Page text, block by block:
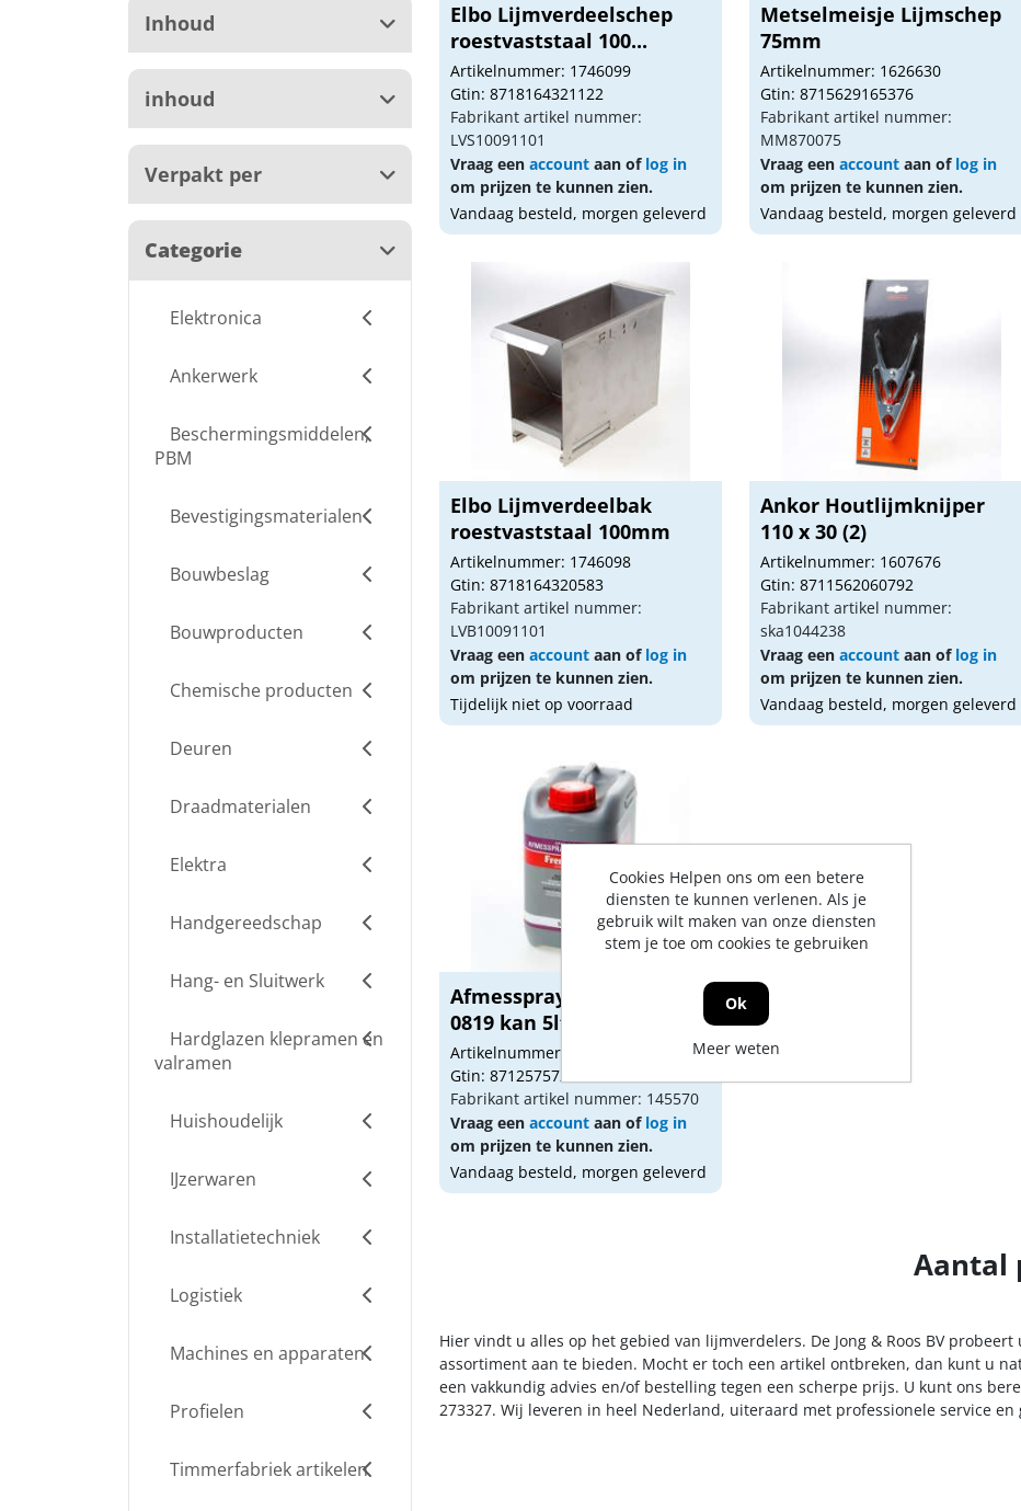
Inhoud
inhoud
Verpakt per
Categorie
Elektronica
Ankerwerk
Beschermingsmiddelen,
PBM
Bevestigingsmaterialen
Bouwbeslag
Bouwproducten
Chemische producten
Deuren
Draadmaterialen
Elektra
Handgereedschap
Hang- en Sluitwerk
Hardglazen klepramen en
valramen
Huishoudelijk
IJzerwaren
Installatietechniek
Logistiek
Machines en apparaten
Profielen
Timmerfabriek artikelen
Elbo Lijmverdeelschep
roestvaststaal 100...
Artikelnummer: 1746099
Gtin: 8718164321122
Fabrikant artikel nummer:
LVS10091101
Vraag een accountaan of log in
om prijzen te kunnen zien.
Vandaag besteld, morgen geleverd
Metselmeisje Lijmschep
75mm
Artikelnummer: 1626630
Gtin: 8715629165376
Fabrikant artikel nummer:
MM870075
Vraag eenaccount aan of log in
om prijzen te kunnen zien.
Vandaag besteld, morgen geleverd
Elbo Lijmverdeelbak
roestvaststaal 100mm
Artikelnummer: 1746098
Gtin: 8718164320583
Fabrikant artikel nummer:
LVB10091101
Vraag een accountaan of log in
om prijzen te kunnen zien.
Tijdelijk niet op voorraad
Ankor Houtlijmknijper
110 x 30 (2)
Artikelnummer: 1607676
Gtin: 8711562060792
Fabrikant artikel nummer:
ska1044238
Vraag eenaccount aan of log in
om prijzen te kunnen zien.
Vandaag besteld, morgen geleverd
Afmesspray navulling
0819 kan 5ltr
Artikelnummer: 1503132
Gtin: 8712575721403
Fabrikant artikel nummer: 145570
Vraag een accountaan of log in
om prijzen te kunnen zien.
Vandaag besteld, morgen geleverd
Aantal
Hier vindt u alles op het gebied van lijmverdelers. De Jong & Roos BV
assortiment aan te bieden. Mocht er toch een artikel ontbreken, dan kunt u
een vakkundig advies en/of bestelling tegen een scherpe prijs. U kunt ons
273327. Wij leveren in heel Nederland, uiteraard met professionele service
Cookies Helpen ons om een betere
diensten te kunnen verlenen. Als je
gebruik wilt maken van onze diensten
stem je toe om cookies te gebruiken
Ok
Meer weten